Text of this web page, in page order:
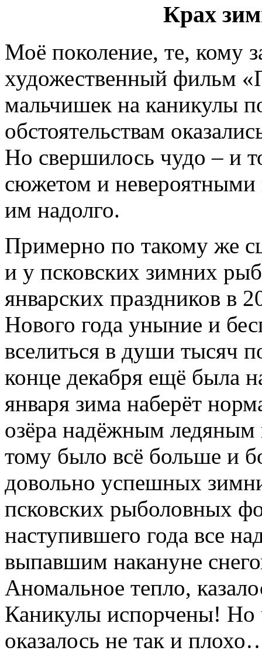
Крах
Моё поколение, те, кому
художественный фильм
мальчишек на каникулы
обстоятельствам
Но свершилось чудо – и
сюжетом и
им надолго.
Примерно по такому же
и у псковских зимних
январских праздников в
Нового года уныние и
вселиться в души тысяч
конце декабря ещё была
января зима наберёт
озёра надёжным
тому было всё больше и
довольно успешных
псковских рыболовных
наступившего года все
выпавшим накануне
Аномальное тепло,
Каникулы испорчены! Но
оказалось не так и